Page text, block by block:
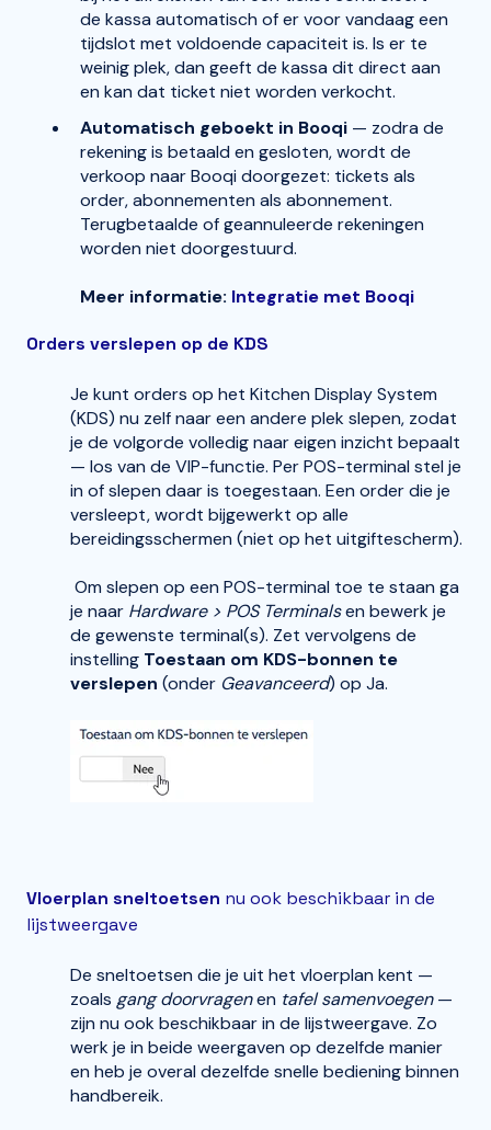
de kassa automatisch of er voor vandaag een
tijdslot met voldoende capaciteit is. Is er te
weinig plek, dan geeft de kassa dit direct aan
en kan dat ticket niet worden verkocht.
Automatisch geboekt in Booqi — zodra de
rekening is betaald en gesloten, wordt de
verkoop naar Booqi doorgezet: tickets als
order, abonnementen als abonnement.
Terugbetaalde of geannuleerde rekeningen
worden niet doorgestuurd.
Meer informatie: Integratie met Booqi
Orders verslepen op de KDS
Je kunt orders op het Kitchen Display System
(KDS) nu zelf naar een andere plek slepen, zodat
je de volgorde volledig naar eigen inzicht bepaalt
— los van de VIP-functie. Per POS-terminal stel je
in of slepen daar is toegestaan. Een order die je
versleept, wordt bijgewerkt op alle
bereidingsschermen (niet op het uitgiftescherm).
Om slepen op een POS-terminal toe te staan ga
je naar Hardware > POS Terminalsen bewerk je
de gewenste terminal(s). Zet vervolgens de
instelling Toestaan om KDS-bonnen te
verslepen (onder Geavanceerd) op Ja.
Vloerplan sneltoetsen nu ook beschikbaar in de
lijstweergave
De sneltoetsen die je uit het vloerplan kent —
zoals gang doorvragenen tafel samenvoegen—
zijn nu ook beschikbaar in de lijstweergave. Zo
werk je in beide weergaven op dezelfde manier
en heb je overal dezelfde snelle bediening binnen
handbereik.